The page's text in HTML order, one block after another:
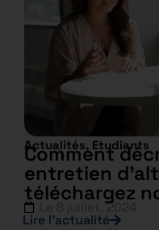
Actualités, Etudiants
Comment
entretien
téléchargez
8 juillet, 2024
Lire l’actualité